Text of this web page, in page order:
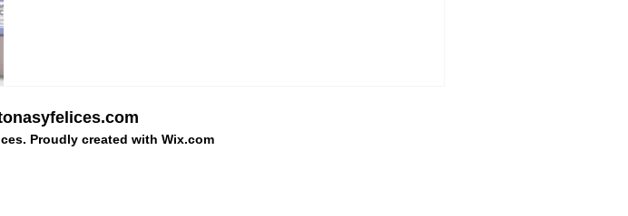
Proudly created with Wix.com